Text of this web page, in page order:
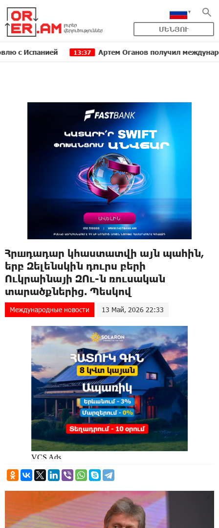
ՄԵՆՅՈՒ
13:37 Артем Оганов получил международную
Հրшդադար կհաստատվի այն պահին,
երբ Զելենսկին դուրս բերի
Ուկրաինայի ԶՈւ-ն ռուսական
տարածքներից. Պեսկով
Международные новости 13 Май, 2026 22:33